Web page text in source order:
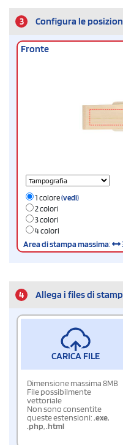
3 Configura le
Fronte
1 colore(vedi)
2 colori
3 colori
4 colori
Area di stampa massima:
4 Allega i files di
CARICA FILE
Dimensione massima 8MB
File possibilmente
vettoriale
Non sono consentite
queste estensioni:.exe,
.php,.html